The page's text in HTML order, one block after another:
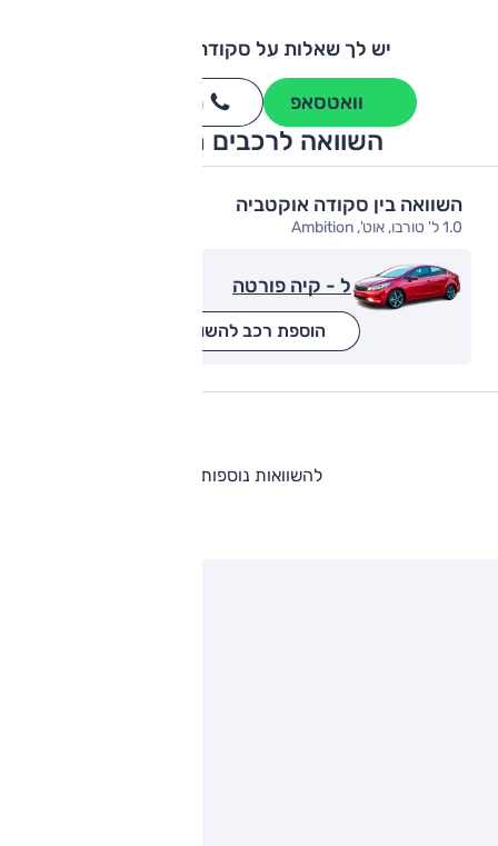
יש לך שאלות על סקודה אוקטביה?
וואטסאפ חייגו
השוואה לרכבים מתחרים
השוואה בין סקודה אוקטביה
1.0 ל' טורבו, אוט', Ambition
ל - קיה פורטה
הוספת רכב להשוואה
להשוואות נוספות